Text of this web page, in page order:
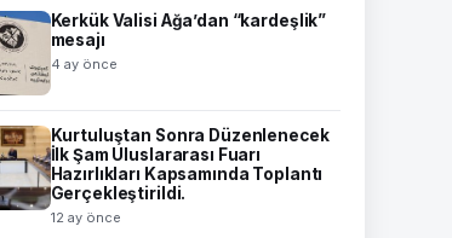
Kerkük Valisi Ağa’dan “kardeşlik”
mesajı
4 ay önce
Kurtuluştan Sonra Düzenlenecek
İlk Şam Uluslararası Fuarı
Hazırlıkları Kapsamında Toplantı
Gerçekleştirildi.
12 ay önce